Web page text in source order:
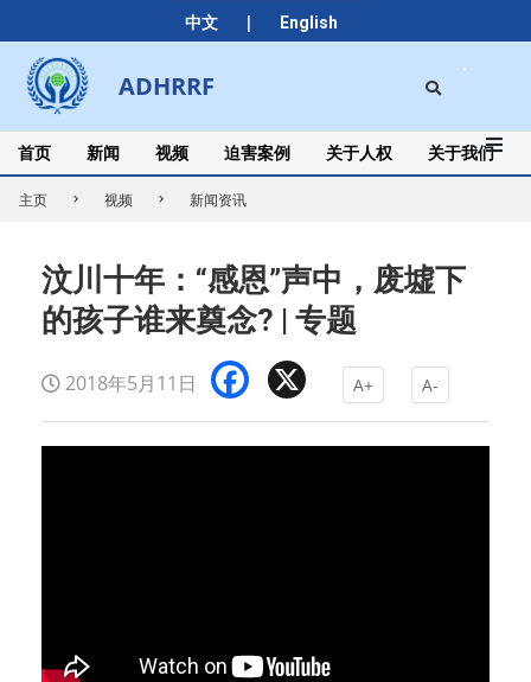
中文 | English
to
content
ADHRRF
Secondary
Navigation
Menu
首页 新闻 视频 迫害案例 关于人权 关于我们
主页 视频 新闻资讯
汶川十年：“感恩”声中，废墟下
的孩子谁来奠念? | 专题
2018年5月11日 Facebook A+ A-